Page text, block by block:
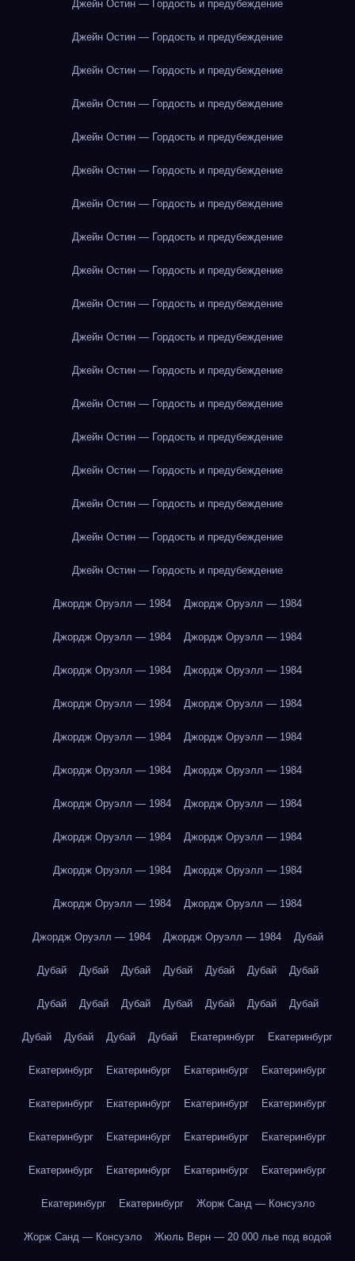
Джейн Остин — Гордость и предубеждение
Джейн Остин — Гордость и предубеждение
Джейн Остин — Гордость и предубеждение
Джейн Остин — Гордость и предубеждение
Джейн Остин — Гордость и предубеждение
Джейн Остин — Гордость и предубеждение
Джейн Остин — Гордость и предубеждение
Джейн Остин — Гордость и предубеждение
Джейн Остин — Гордость и предубеждение
Джейн Остин — Гордость и предубеждение
Джейн Остин — Гордость и предубеждение
Джейн Остин — Гордость и предубеждение
Джейн Остин — Гордость и предубеждение
Джейн Остин — Гордость и предубеждение
Джейн Остин — Гордость и предубеждение
Джейн Остин — Гордость и предубеждение
Джейн Остин — Гордость и предубеждение
Джейн Остин — Гордость и предубеждение
Джордж Оруэлл — 1984 Джордж Оруэлл — 1984
Джордж Оруэлл — 1984 Джордж Оруэлл — 1984
Джордж Оруэлл — 1984 Джордж Оруэлл — 1984
Джордж Оруэлл — 1984 Джордж Оруэлл — 1984
Джордж Оруэлл — 1984 Джордж Оруэлл — 1984
Джордж Оруэлл — 1984 Джордж Оруэлл — 1984
Джордж Оруэлл — 1984 Джордж Оруэлл — 1984
Джордж Оруэлл — 1984 Джордж Оруэлл — 1984
Джордж Оруэлл — 1984 Джордж Оруэлл — 1984
Джордж Оруэлл — 1984 Джордж Оруэлл — 1984
Джордж Оруэлл — 1984 Джордж Оруэлл — 1984 Дубай
Дубай Дубай Дубай Дубай Дубай Дубай Дубай
Дубай Дубай Дубай Дубай Дубай Дубай Дубай
Дубай Дубай Дубай Дубай Екатеринбург Екатеринбург
Екатеринбург Екатеринбург Екатеринбург Екатеринбург
Екатеринбург Екатеринбург Екатеринбург Екатеринбург
Екатеринбург Екатеринбург Екатеринбург Екатеринбург
Екатеринбург Екатеринбург Екатеринбург Екатеринбург
Екатеринбург Екатеринбург Жорж Санд — Консуэло
Жорж Санд — Консуэло Жюль Верн — 20 000 лье под водой